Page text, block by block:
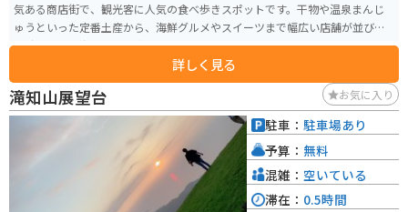
気ある商店街で、観光客に人気の食べ歩きスポットです。干物や温泉まんじ
ゅうといった定番土産から、海鮮グルメやスイーツまで幅広い店舗が並び、
短時間でも熱海らしさを満喫できます。アーケードがあるため天候に左右さ
れにくく、気軽に立ち寄れるのも魅力です。温泉街らしいレトロな雰囲気も
残り、散策するだけでも楽しめます。 駅近でアクセス抜群ですが、周辺は人
通りが多いためバイクは近隣の駐輪場や駐車場を利用するのがおすすめ。ツ
ーリングの合間に立ち寄り、グルメやお土産探しを楽しむのにぴったりのス
詳しく見る
滝知山展望台 お気に入り
駐車： 駐車場あり
予算： 無料
混雑： 空いている
滞在： 0.5時間